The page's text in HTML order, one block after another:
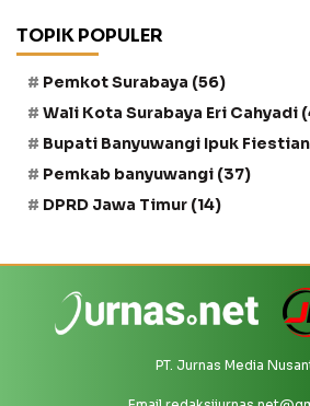
TOPIK POPULER
Pemkot Surabaya (56)
Wali Kota Surabaya Eri Cahyadi
Bupati Banyuwangi Ipuk
Pemkab banyuwangi (37)
DPRD Jawa Timur (14)
PT. Jurnas Media